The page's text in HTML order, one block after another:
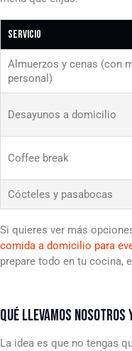
Servicio
Almuerzos y cenas (con
personal)
Desayunos a domicilio
Coffee break
Cócteles y pasabocas
Si quieres ver más
comida a domicilio para
prepare todo en tu cocina,
QUÉ LLEVAMOS NOSOTROS
La idea es que no tengas